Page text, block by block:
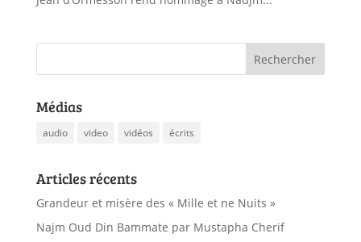
Médias
audio video vidéos écrits
Articles récents
Grandeur et misère des « Mille et ne Nuits »
Najm Oud Din Bammate par Mustapha Cherif